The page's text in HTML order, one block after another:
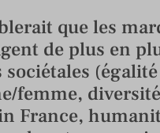
que les
de plus en
sociétales (égalité
femme,
France,